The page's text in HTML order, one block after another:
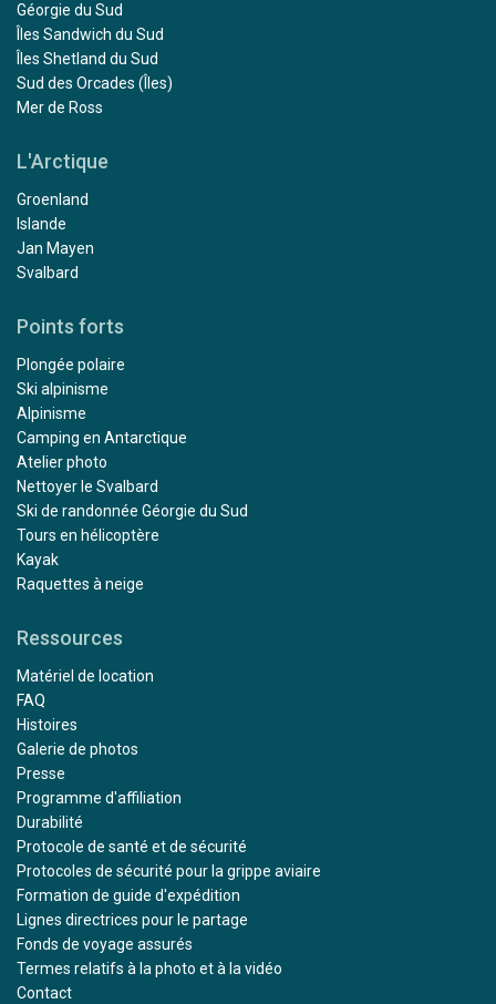
Géorgie du Sud
Îles Sandwich du Sud
Îles Shetland du Sud
Sud des Orcades (Îles)
Mer de Ross
L'Arctique
Groenland
Islande
Jan Mayen
Svalbard
Points forts
Plongée polaire
Ski alpinisme
Alpinisme
Camping en Antarctique
Atelier photo
Nettoyer le Svalbard
Ski de randonnée Géorgie du Sud
Tours en hélicoptère
Kayak
Raquettes à neige
Ressources
Matériel de location
FAQ
Histoires
Galerie de photos
Presse
Programme d'affiliation
Durabilité
Protocole de santé et de sécurité
Protocoles de sécurité pour la grippe aviaire
Formation de guide d'expédition
Lignes directrices pour le partage
Fonds de voyage assurés
Termes relatifs à la photo et à la vidéo
Contact